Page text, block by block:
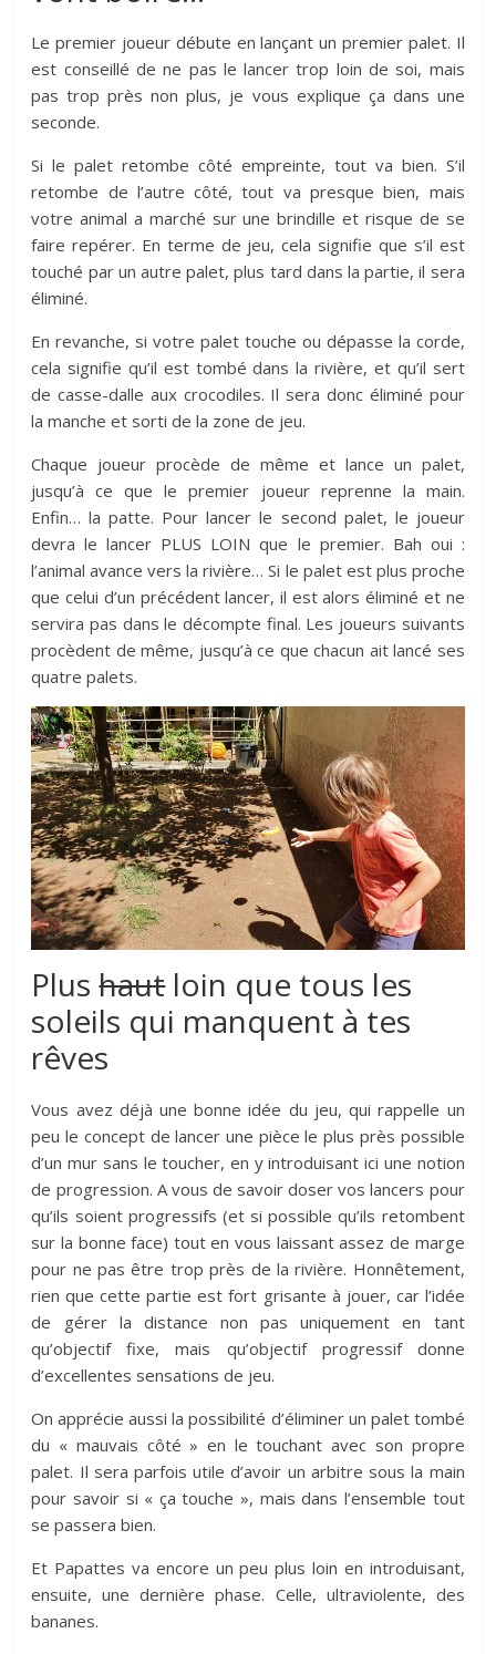
Le premier joueur débute en lançant un premier palet. Il
est conseillé de ne pas le lancer trop loin de soi, mais
pas trop près non plus, je vous explique ça dans une
seconde.
Si le palet retombe côté empreinte, tout va bien. S’il
retombe de l’autre côté, tout va presque bien, mais
votre animal a marché sur une brindille et risque de se
faire repérer. En terme de jeu, cela signifie que s’il est
touché par un autre palet, plus tard dans la partie, il sera
éliminé.
En revanche, si votre palet touche ou dépasse la corde,
cela signifie qu’il est tombé dans la rivière, et qu’il sert
de casse-dalle aux crocodiles. Il sera donc éliminé pour
la manche et sorti de la zone de jeu.
Chaque joueur procède de même et lance un palet,
jusqu’à ce que le premier joueur reprenne la main.
Enfin… la patte. Pour lancer le second palet, le joueur
devra le lancer PLUS LOIN que le premier. Bah oui :
l’animal avance vers la rivière… Si le palet est plus proche
que celui d’un précédent lancer, il est alors éliminé et ne
servira pas dans le décompte final. Les joueurs suivants
procèdent de même, jusqu’à ce que chacun ait lancé ses
quatre palets.
Plushautloin que tous les
soleils qui manquent à tes
rêves
Vous avez déjà une bonne idée du jeu, qui rappelle un
peu le concept de lancer une pièce le plus près possible
d’un mur sans le toucher, en y introduisant ici une notion
de progression. A vous de savoir doser vos lancers pour
qu’ils soient progressifs (et si possible qu’ils retombent
sur la bonne face) tout en vous laissant assez de marge
pour ne pas être trop près de la rivière. Honnêtement,
rien que cette partie est fort grisante à jouer, car l’idée
de gérer la distance non pas uniquement en tant
qu’objectif fixe, mais qu’objectif progressif donne
d’excellentes sensations de jeu.
On apprécie aussi la possibilité d’éliminer un palet tombé
du « mauvais côté » en le touchant avec son propre
palet. Il sera parfois utile d’avoir un arbitre sous la main
pour savoir si « ça touche », mais dans l’ensemble tout
se passera bien.
Et Papattes va encore un peu plus loin en introduisant,
ensuite, une dernière phase. Celle, ultraviolente, des
bananes.